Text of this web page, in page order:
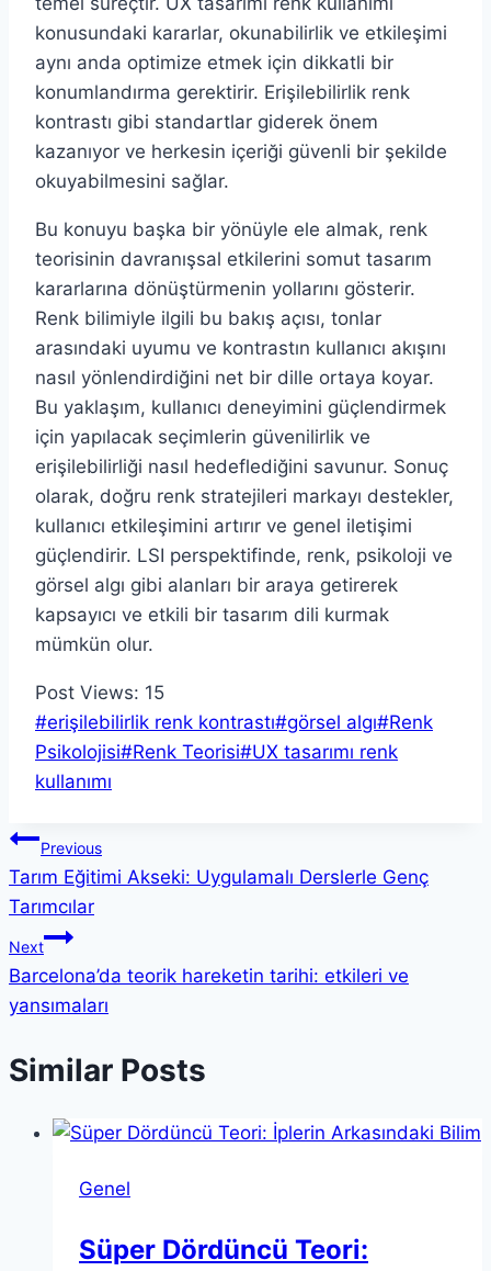
konusundaki kararlar, okunabilirlik ve etkileşimi
aynı anda optimize etmek için dikkatli bir
konumlandırma gerektirir. Erişilebilirlik renk
kontrastı gibi standartlar giderek önem
kazanıyor ve herkesin içeriği güvenli bir şekilde
okuyabilmesini sağlar.
Bu konuyu başka bir yönüyle ele almak, renk
teorisinin davranışsal etkilerini somut tasarım
kararlarına dönüştürmenin yollarını gösterir.
Renk bilimiyle ilgili bu bakış açısı, tonlar
arasındaki uyumu ve kontrastın kullanıcı akışını
nasıl yönlendirdiğini net bir dille ortaya koyar.
Bu yaklaşım, kullanıcı deneyimini güçlendirmek
için yapılacak seçimlerin güvenilirlik ve
erişilebilirliği nasıl hedeflediğini savunur. Sonuç
olarak, doğru renk stratejileri markayı destekler,
kullanıcı etkileşimini artırır ve genel iletişimi
güçlendirir. LSI perspektifinde, renk, psikoloji ve
görsel algı gibi alanları bir araya getirerek
kapsayıcı ve etkili bir tasarım dili kurmak
mümkün olur.
Post Views: 15
Post
Tags:
#erişilebilirlik renk kontrastı#görsel algı#Renk
Psikolojisi#Renk Teorisi#UX tasarımı renk
kullanımı
Yazı
gezinmesi
Previous
Tarım Eğitimi Akseki: Uygulamalı Derslerle Genç
Tarımcılar
Next
Barcelona’da teorik hareketin tarihi: etkileri ve
yansımaları
Similar Posts
Genel
Süper Dördüncü Teori: